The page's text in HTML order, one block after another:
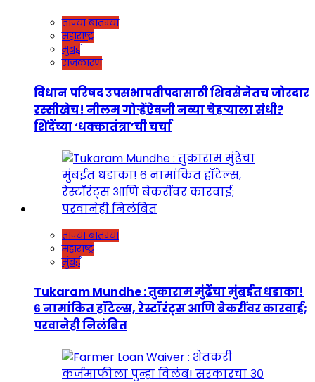
ताज्या बातम्या
महाराष्ट्र
मुंबई
राजकारण
विधान परिषद उपसभापतीपदासाठी शिवसेनेतच जोरदार
रस्सीखेच! नीलम गोऱ्हेंऐवजी नव्या चेहऱ्याला संधी?
शिंदेंच्या ‘धक्कातंत्रा’ची चर्चा
ताज्या बातम्या
महाराष्ट्र
मुंबई
Tukaram Mundhe : तुकाराम मुंढेंचा मुंबईत धडाका!
६ नामांकित हॉटेल्स, रेस्टॉरंट्स आणि बेकरींवर कारवाई;
परवानेही निलंबित